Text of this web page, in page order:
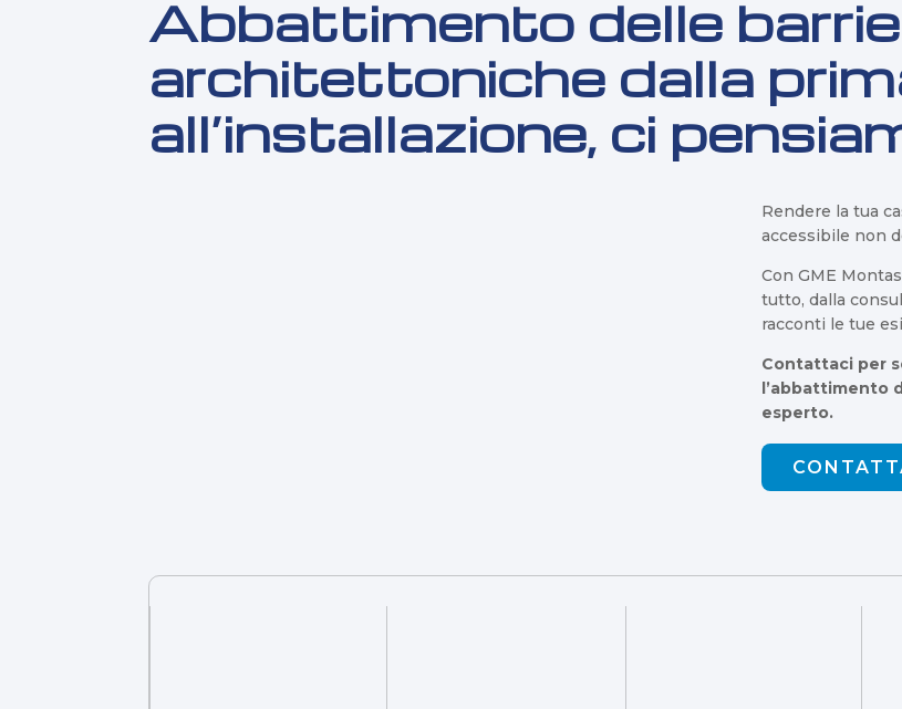
Abbattimento delle
architettoniche dalla
all’installazione, ci
Rendere la tua
accessibile non
Con GME
tutto, dalla
racconti le tue
Contattaci per
l’abbattimento
esperto.